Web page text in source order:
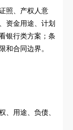
照、产权人意
资金用途、计划
银行类方案；条
合同边界。
用途、负债、